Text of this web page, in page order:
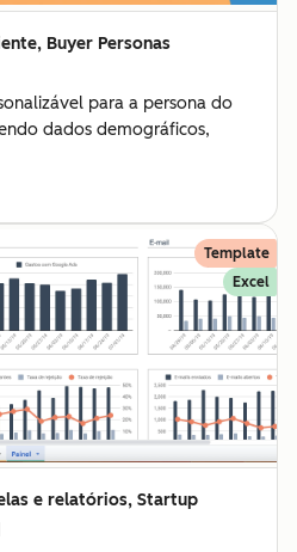
Buyer Personas
para a persona do
dados demográficos,
Template
Excel
e relatórios, Startup